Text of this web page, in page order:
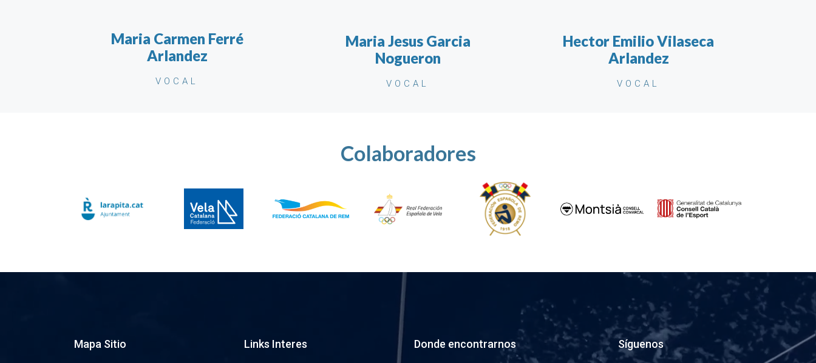
Maria Carmen Ferré
Arlandez
VOCAL
Maria Jesus Garcia
Nogueron
VOCAL
Hector Emilio Vilaseca
Arlandez
VOCAL
Colaboradores
Mapa Sitio Links Interes Donde encontrarnos Síguenos